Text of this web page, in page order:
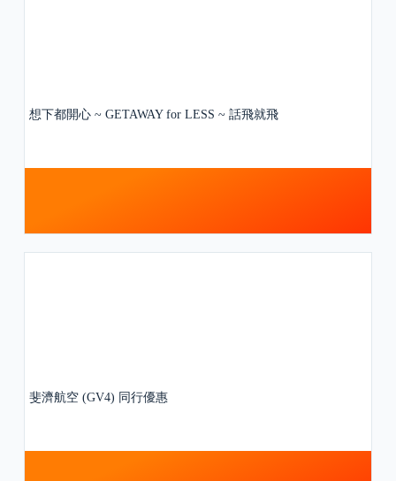
想下都開心 ~ GETAWAY for LESS ~ 話飛就飛
斐濟航空 (GV4) 同行優惠